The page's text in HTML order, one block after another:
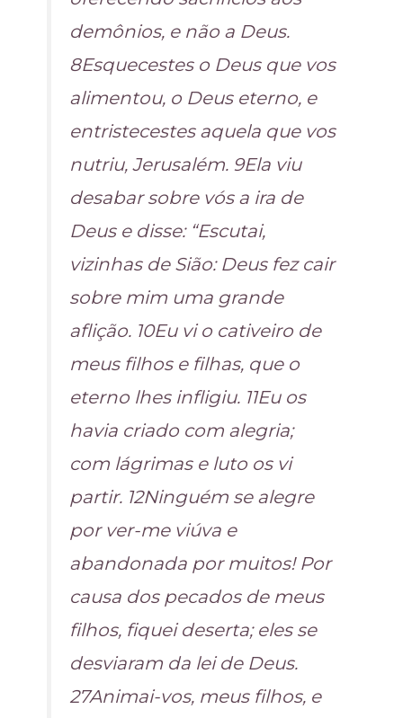
demônios, e não a Deus.
8Esquecestes o Deus que vos
alimentou, o Deus eterno, e
entristecestes aquela que vos
nutriu, Jerusalém. 9Ela viu
desabar sobre vós a ira de
Deus e disse: “Escutai,
vizinhas de Sião: Deus fez cair
sobre mim uma grande
aflição. 10Eu vi o cativeiro de
meus filhos e filhas, que o
eterno lhes infligiu. 11Eu os
havia criado com alegria;
com lágrimas e luto os vi
partir. 12Ninguém se alegre
por ver-me viúva e
abandonada por muitos! Por
causa dos pecados de meus
filhos, fiquei deserta; eles se
desviaram da lei de Deus.
27Animai-vos, meus filhos, e